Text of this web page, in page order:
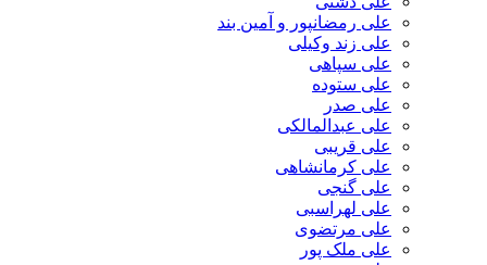
علی رمضانپور و آمین بند
علی زند وکیلی
علی سپاهی
علی ستوده
علی صدر
علی عبدالمالکی
علی قریبی
علی کرمانشاهی
علی گنجی
علی لهراسبی
علی مرتضوی
علی ملک پور